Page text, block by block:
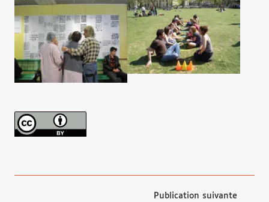
Agrandir l'image Agrandir l'image
Publication suivante